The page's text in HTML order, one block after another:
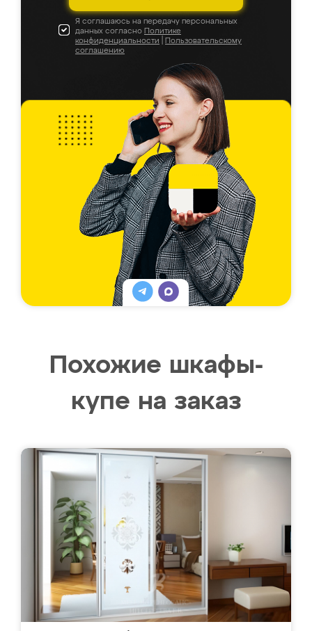
Я соглашаюсь на передачу персональных
данных согласно Политике
конфиденциальности
Пользовательскому
соглашению
Похожие шкафы-
купе на заказ